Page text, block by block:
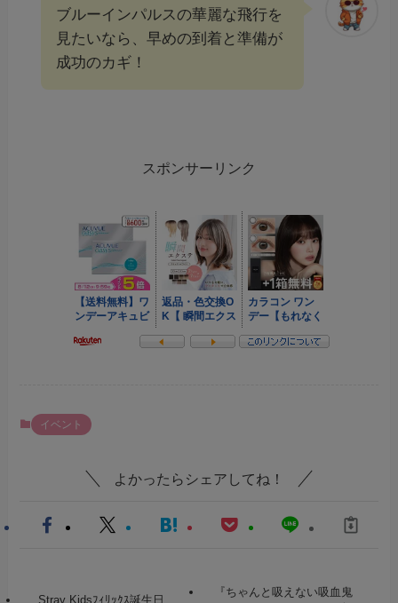
ブルーインパルスの華麗な飛行を
見たいなら、早めの到着と準備が
成功のカギ！
スポンサーリンク
イベント
よかったらシェアしてね！
Stray Kidsﾌｨﾘｯｸｽ誕生日
『ちゃんと吸えない吸血鬼